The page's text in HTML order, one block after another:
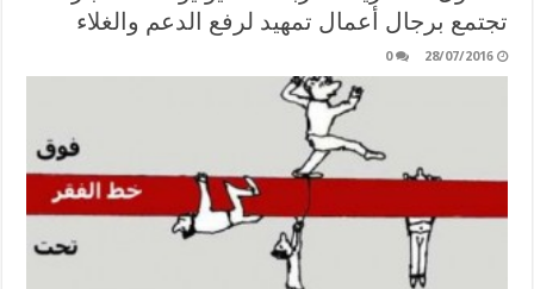
تجتمع برجال أعمال تمهيد لرفع الدعم والغلاء
28/07/2016
0